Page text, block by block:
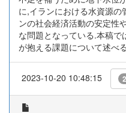
に,イランにおける水資源の
ンの社会経済活動の安定性
な問題となっている.本稿
が抱える課題について述べ
2023-10-20 10:48:15